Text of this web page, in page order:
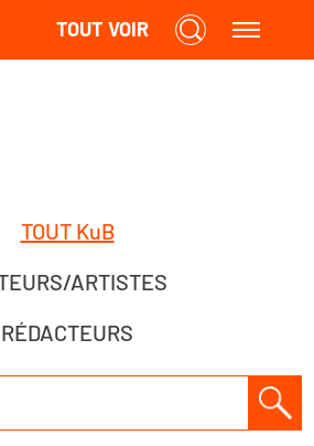
TOUT VOIR
TOUT KuB
ARTISTES
RÉDACTEURS